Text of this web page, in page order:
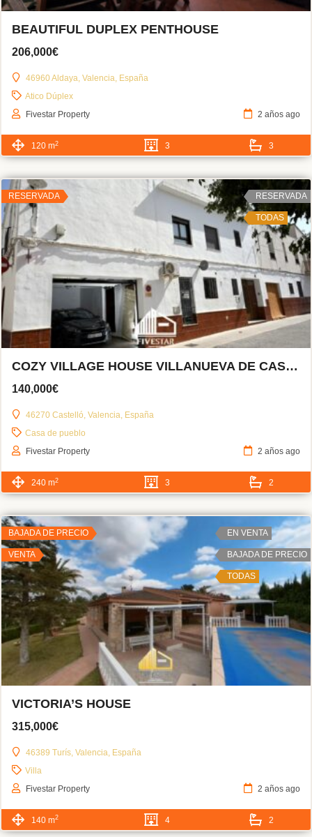
BEAUTIFUL DUPLEX PENTHOUSE
206,000€
46960 Aldaya, Valencia, España
Atico Dúplex
Fivestar Property
2 años ago
120 m2 3 3
RESERVADA RESERVADA
TODAS
COZY VILLAGE HOUSE VILLANUEVA DE CASTELLÓN
140,000€
46270 Castelló, Valencia, España
Casa de pueblo
Fivestar Property
2 años ago
240 m2 3 2
BAJADA DE PRECIO
VENTA
EN VENTA
BAJADA DE PRECIO
TODAS
VICTORIA’S HOUSE
315,000€
46389 Turís, Valencia, España
Villa
Fivestar Property
2 años ago
140 m2 4 2